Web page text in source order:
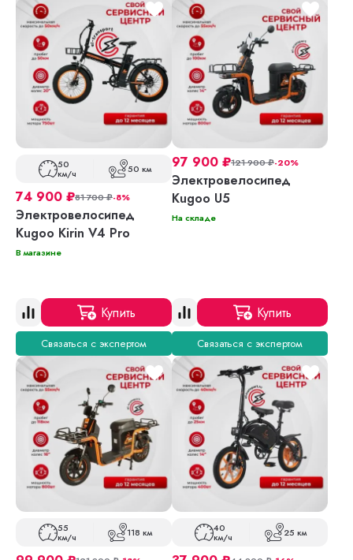
50
км/ч 50 км
74 900 ₽81 700₽-8%
Электровелосипед
Kugoo Kirin V4 Pro
В магазине
Купить
Связаться с экспертом
97 900 ₽121 900₽-20%
Электровелосипед
Kugoo U5
На складе
Купить
Связаться с экспертом
55
км/ч 118 км 40
км/ч 25 км